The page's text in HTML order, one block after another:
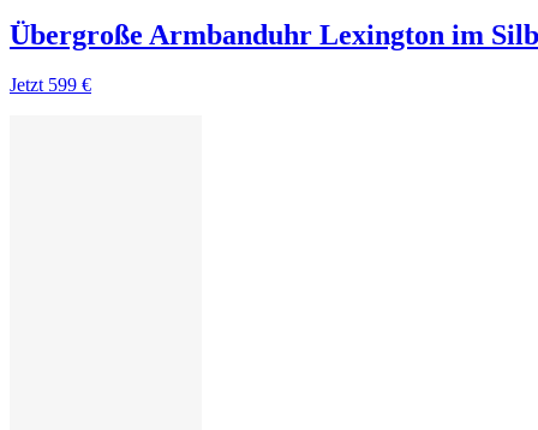
Übergroße Armbanduhr Lexington im
Jetzt 599 €